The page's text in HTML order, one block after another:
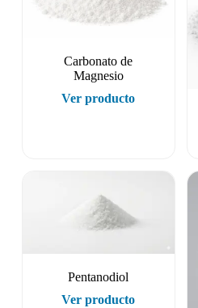
Carbonato de
Magnesio
Ver producto
Pentanodiol
Ver producto